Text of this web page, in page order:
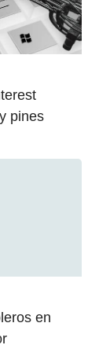
pines
en